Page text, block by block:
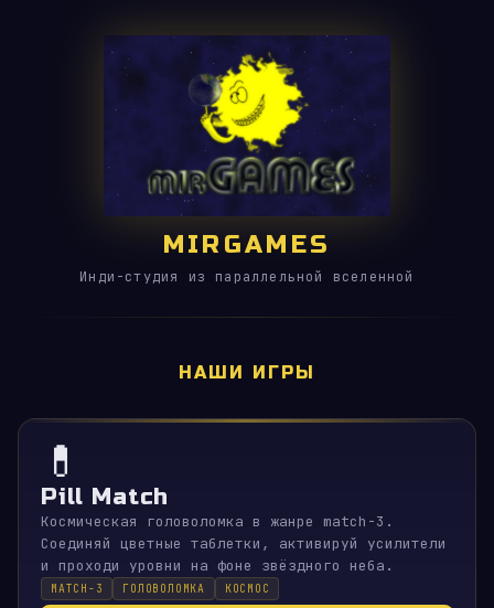
MIRGAMES
Инди-студия из параллельной вселенной
НАШИ ИГРЫ
💊
Pill Match
Космическая головоломка в жанре match-3.
Соединяй цветные таблетки, активируй усилители
и проходи уровни на фоне звёздного неба.
MATCH-3 ГОЛОВОЛОМКА КОСМОС